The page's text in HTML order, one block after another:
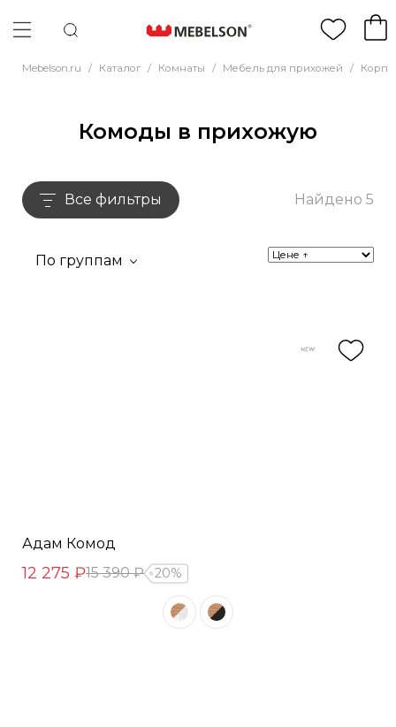
Mebelson.ru / Каталог / Комнаты / Мебель для прихожей /
Комоды в прихожую
Все фильтры Найдено 5
По группам
Адам Комод
12 275 ₽15 390 ₽ 20%